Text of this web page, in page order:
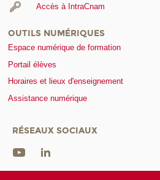
Accès à IntraCnam
OUTILS NUMÉRIQUES
Espace numérique de formation
Portail élèves
Horaires et lieux d'enseignement
Assistance numérique
RÉSEAUX SOCIAUX